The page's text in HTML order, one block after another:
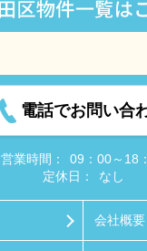
電話でお問い合
営業時間：
09：00～18
定休日：
なし
会社概要